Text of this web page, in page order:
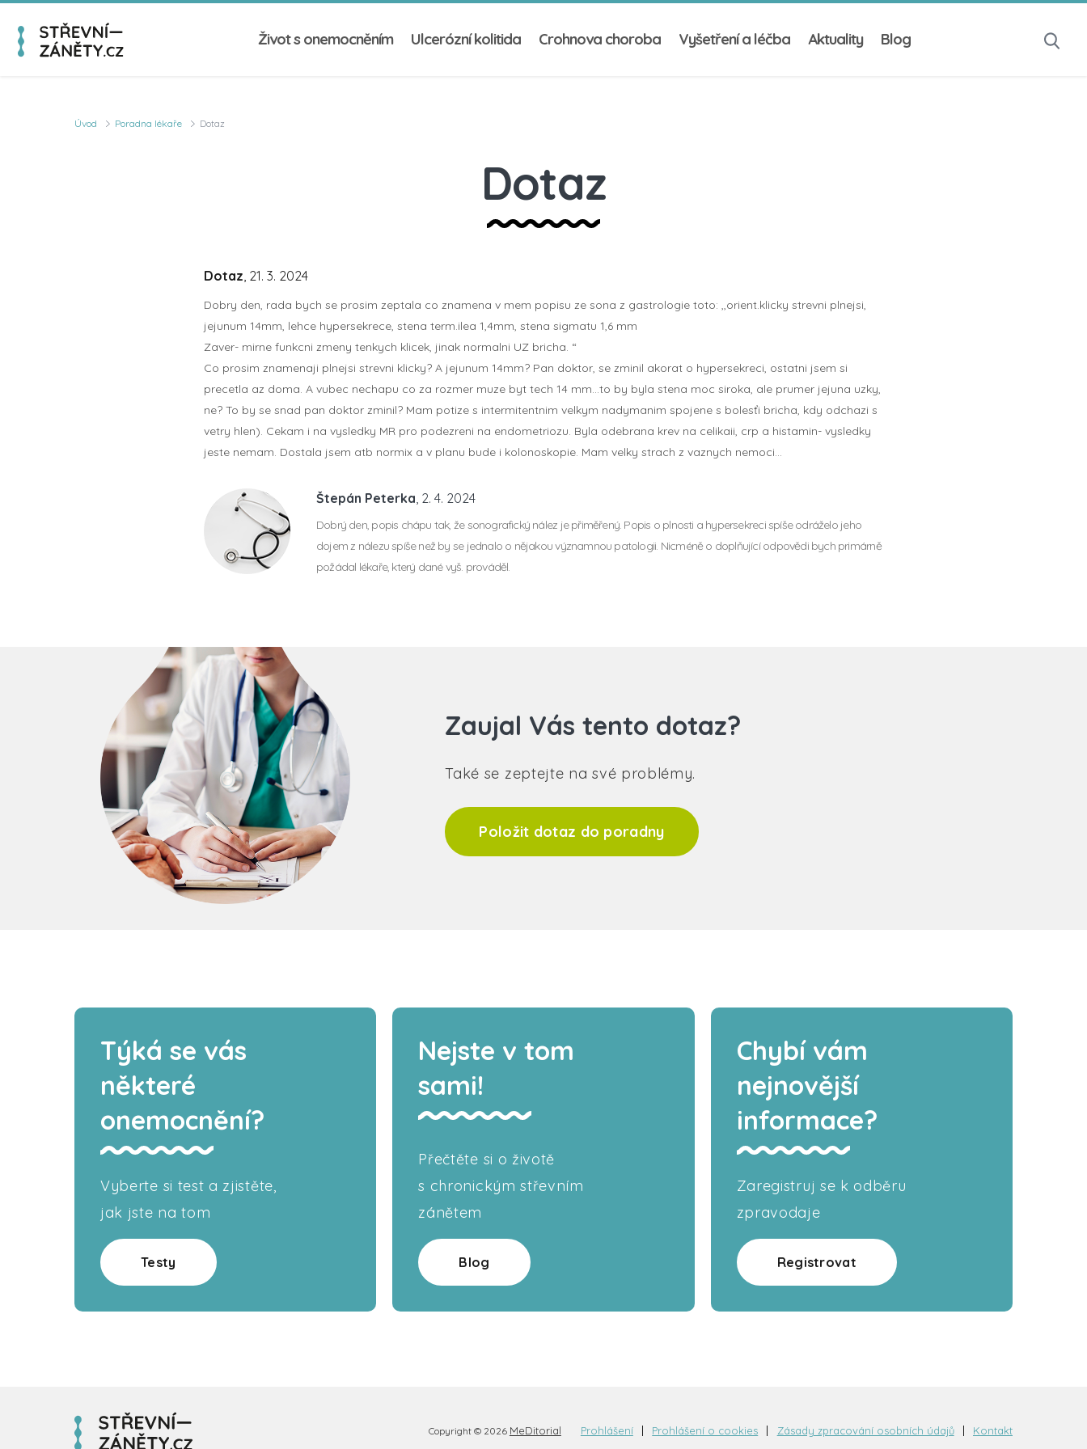
Život s onemocněním Ulcerózní kolitida Crohnova choroba Vyšetření a léčba Aktuality Blog
Úvod Poradna lékaře Dotaz
Dotaz
Dotaz, 21. 3. 2024
Dobry den, rada bych se prosim zeptala co znamena v mem popisu ze sona z gastrologie toto: ,,orient.klicky strevni plnejsi,
jejunum 14mm, lehce hypersekrece, stena term.ilea 1,4mm, stena sigmatu 1,6 mm
Zaver- mirne funkcni zmeny tenkych klicek, jinak normalni UZ bricha. “
Co prosim znamenaji plnejsi strevni klicky? A jejunum 14mm? Pan doktor, se zminil akorat o hypersekreci, ostatni jsem si
precetla az doma. A vubec nechapu co za rozmer muze byt tech 14 mm…to by byla stena moc siroka, ale prumer jejuna uzky,
ne? To by se snad pan doktor zminil? Mam potize s intermitentnim velkym nadymanim spojene s bolesťi bricha, kdy odchazi s
vetry hlen). Cekam i na vysledky MR pro podezreni na endometriozu. Byla odebrana krev na celikaii, crp a histamin- vysledky
jeste nemam. Dostala jsem atb normix a v planu bude i kolonoskopie. Mam velky strach z vaznych nemoci…
Štepán Peterka , 2. 4. 2024
Dobrý den, popis chápu tak, že sonografický nález je přiměřený. Popis o plnosti a hypersekreci spíše odráželo jeho
dojem z nálezu spíše než by se jednalo o nějakou významnou patologii. Nicméně o doplňující odpovědi bych primárně
požádal lékaře, který dané vyš. prováděl.
Zaujal Vás tento dotaz?
Také se zeptejte na své problémy.
Položit dotaz do poradny
Týká se vás
některé
onemocnění?
Vyberte si test a zjistěte,
jak jste na tom
Testy
Nejste v tom
sami!
Přečtěte si o životě
s chronickým střevním
zánětem
Blog
Chybí vám
nejnovější
informace?
Zaregistruj se k odběru
zpravodaje
Registrovat
Copyright © 2026 MeDitorial Prohlášení Prohlášení o cookies Zásady zpracování osobních údajů Kontakt